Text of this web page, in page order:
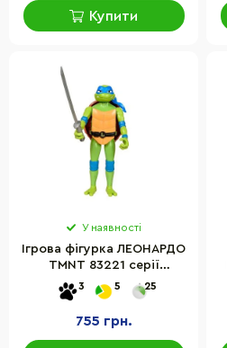
Купити
У наявності
Ігрова фігурка ЛЕОНАРДО
TMNT 83221 серії
«Черепашки-Ніндзя MOVIE
III»
3 5 25
755 грн.